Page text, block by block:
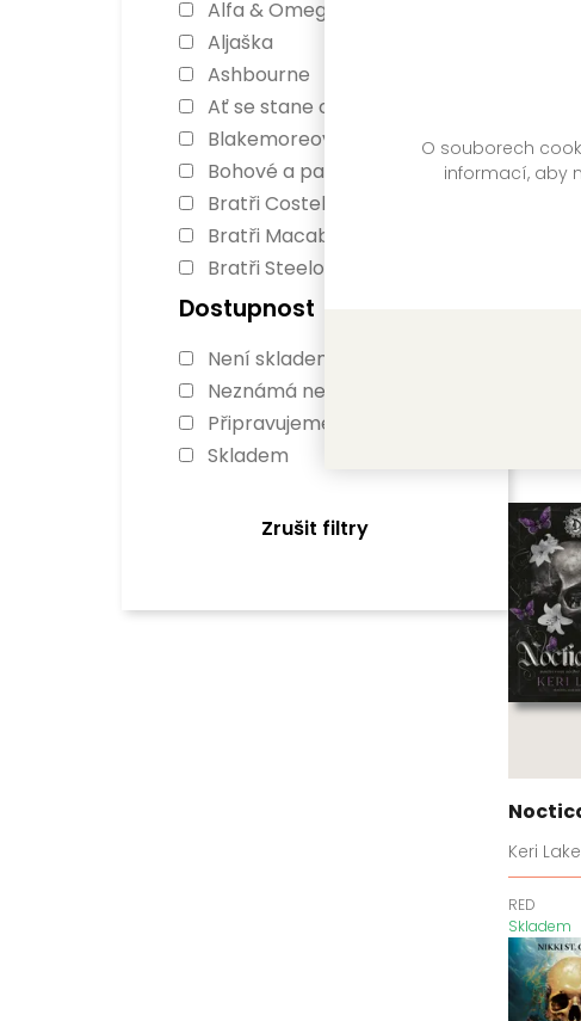
O souborech
informací, aby
Alfa & Omega
Aljaška
Ashbourne
Ať se stane cokoli
Blakemoreovi
Bohové a padouši
Bratři Costellovi
Bratři Macabovi
Bratři Steelové
BreakAway
Chlapci z Avixu
Cloverleighská farma
Co když...
Dědictví havraního bratrstva
Den s tebou
Doktoři
Dostupnost
Není skladem
Neznámá nedostupnost
Připravujeme
Skladem
Zrušit filtry
Keri Lake
RED
Skladem